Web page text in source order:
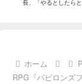
長、「やるとしたら
い」と浅野智也氏
ホーム
RPG『バビロンズ